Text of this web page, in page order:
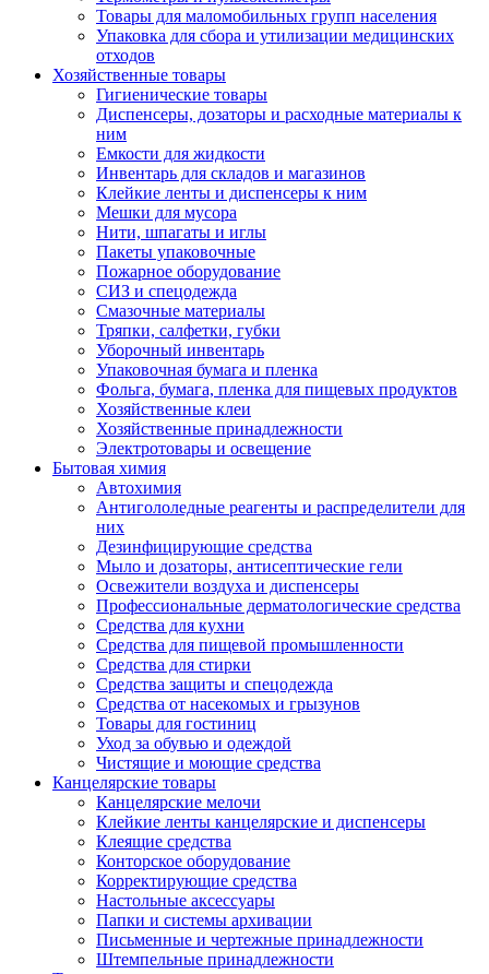
Товары для маломобильных групп населения
Упаковка для сбора и утилизации медицинских
отходов
Хозяйственные товары
Гигиенические товары
Диспенсеры, дозаторы и расходные материалы к
ним
Емкости для жидкости
Инвентарь для складов и магазинов
Клейкие ленты и диспенсеры к ним
Мешки для мусора
Нити, шпагаты и иглы
Пакеты упаковочные
Пожарное оборудование
СИЗ и спецодежда
Смазочные материалы
Тряпки, салфетки, губки
Уборочный инвентарь
Упаковочная бумага и пленка
Фольга, бумага, пленка для пищевых продуктов
Хозяйственные клеи
Хозяйственные принадлежности
Электротовары и освещение
Бытовая химия
Автохимия
Антигололедные реагенты и распределители для
них
Дезинфицирующие средства
Мыло и дозаторы, антисептические гели
Освежители воздуха и диспенсеры
Профессиональные дерматологические средства
Средства для кухни
Средства для пищевой промышленности
Средства для стирки
Средства защиты и спецодежда
Средства от насекомых и грызунов
Товары для гостиниц
Уход за обувью и одеждой
Чистящие и моющие средства
Канцелярские товары
Канцелярские мелочи
Клейкие ленты канцелярские и диспенсеры
Клеящие средства
Конторское оборудование
Корректирующие средства
Настольные аксессуары
Папки и системы архивации
Письменные и чертежные принадлежности
Штемпельные принадлежности